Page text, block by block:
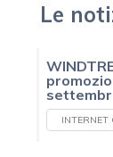
Le
INTERNET